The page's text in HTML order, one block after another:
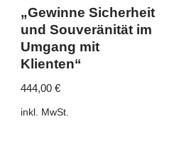
„Gewinne Sicherheit
und Souveränität im
Umgang mit
Klienten“
444,00€
inkl. MwSt.